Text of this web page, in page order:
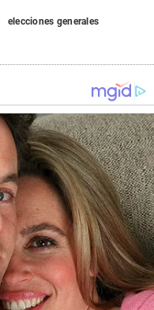
elecciones generales